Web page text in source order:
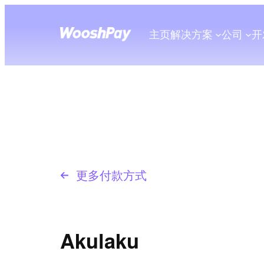
主页解决方案 公司
更多付款方式
Akulaku